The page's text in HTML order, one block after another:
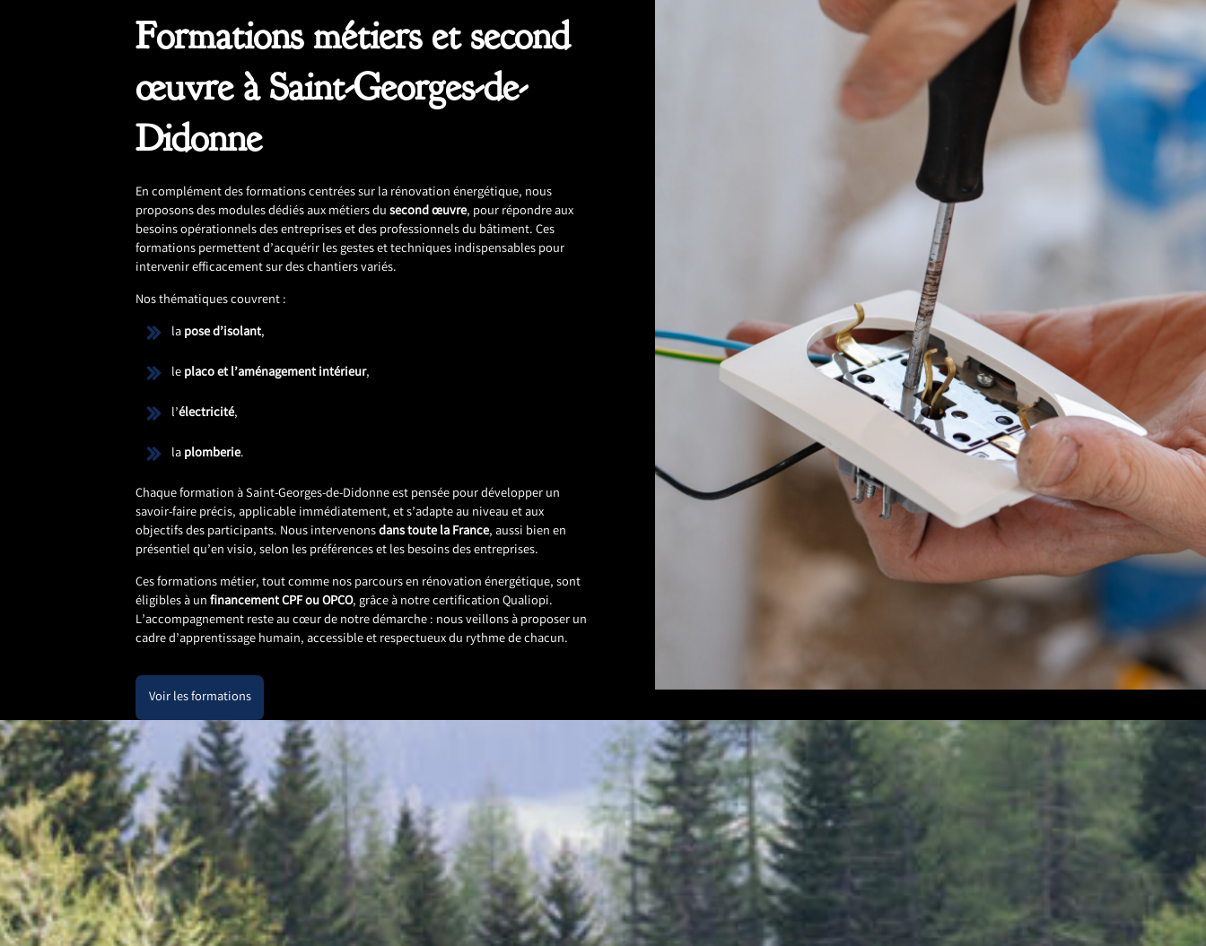
Formations métiers et second
œuvre à Saint-Georges-de-
Didonne
En complément des formations centrées sur la rénovation énergétique, nous
proposons des modules dédiés aux métiers dusecond œuvre, pour répondre aux
besoins opérationnels des entreprises et des professionnels du bâtiment. Ces
formations permettent d’acquérir les gestes et techniques indispensables pour
intervenir efficacement sur des chantiers variés.
Nos thématiques couvrent :
lapose d’isolant,
leplaco et l’aménagement intérieur,
l’électricité,
laplomberie.
Chaque formation à Saint-Georges-de-Didonne est pensée pour développer un
savoir-faire précis, applicable immédiatement, et s’adapte au niveau et aux
objectifs des participants. Nous intervenonsdans toute la France, aussi bien en
présentiel qu’en visio, selon les préférences et les besoins des entreprises.
Ces formations métier, tout comme nos parcours en rénovation énergétique, sont
éligibles à unfinancement CPF ou OPCO, grâce à notre certification Qualiopi.
L’accompagnement reste au cœur de notre démarche : nous veillons à proposer un
cadre d’apprentissage humain, accessible et respectueux du rythme de chacun.
Voir les formations